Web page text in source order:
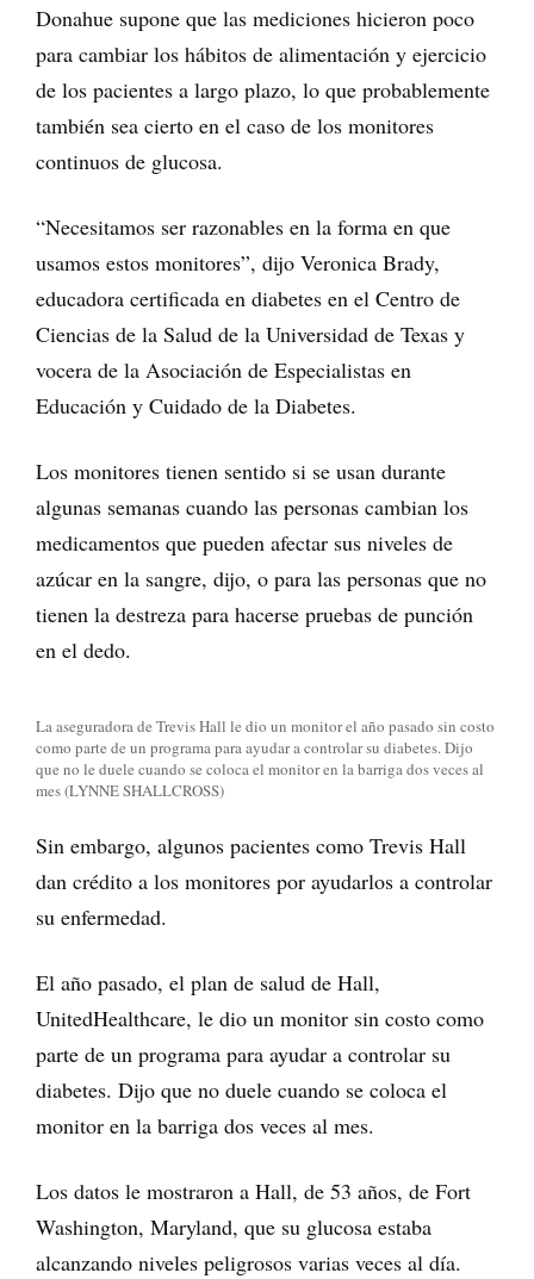
Donahue supone que las mediciones hicieron poco
para cambiar los hábitos de alimentación y ejercicio
de los pacientes a largo plazo, lo que probablemente
también sea cierto en el caso de los monitores
continuos de glucosa.
“Necesitamos ser razonables en la forma en que
usamos estos monitores”, dijo Veronica Brady,
educadora certificada en diabetes en el Centro de
Ciencias de la Salud de la Universidad de Texas y
vocera de la Asociación de Especialistas en
Educación y Cuidado de la Diabetes.
Los monitores tienen sentido si se usan durante
algunas semanas cuando las personas cambian los
medicamentos que pueden afectar sus niveles de
azúcar en la sangre, dijo, o para las personas que no
tienen la destreza para hacerse pruebas de punción
en el dedo.
La aseguradora de Trevis Hall le dio un monitor el año pasado sin costo
como parte de un programa para ayudar a controlar su diabetes. Dijo
que no le duele cuando se coloca el monitor en la barriga dos veces al
mes (LYNNE SHALLCROSS)
Sin embargo, algunos pacientes como Trevis Hall
dan crédito a los monitores por ayudarlos a controlar
su enfermedad.
El año pasado, el plan de salud de Hall,
UnitedHealthcare, le dio un monitor sin costo como
parte de un programa para ayudar a controlar su
diabetes. Dijo que no duele cuando se coloca el
monitor en la barriga dos veces al mes.
Los datos le mostraron a Hall, de 53 años, de Fort
Washington, Maryland, que su glucosa estaba
alcanzando niveles peligrosos varias veces al día.